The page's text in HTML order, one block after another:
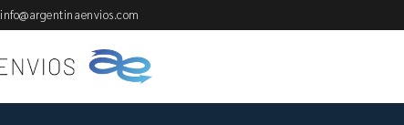
info@argentinaenvios.com